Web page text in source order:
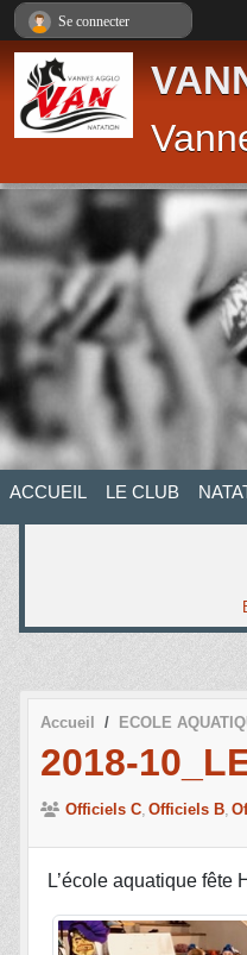
ACCUEIL LE CLUB
Accueil ECOLE
2018-
Officiels C Officiels B
L’école aquatique fête
Se connecter
Panneau de gestion des